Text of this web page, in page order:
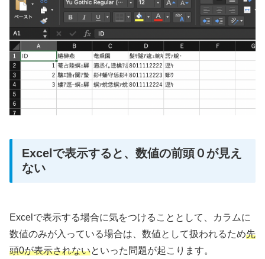
Excelで表示すると、数値の前頭０が見え
ない
Excelで表示する場合に気をつけることとして、カラムに
数値のみが入っている場合は、数値として扱われるため先
頭0が表示されないといった問題が起こります。